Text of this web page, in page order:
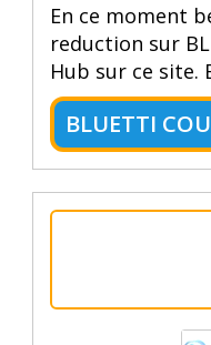
En ce moment
reduction sur
Hub sur ce site.
BLUETTI